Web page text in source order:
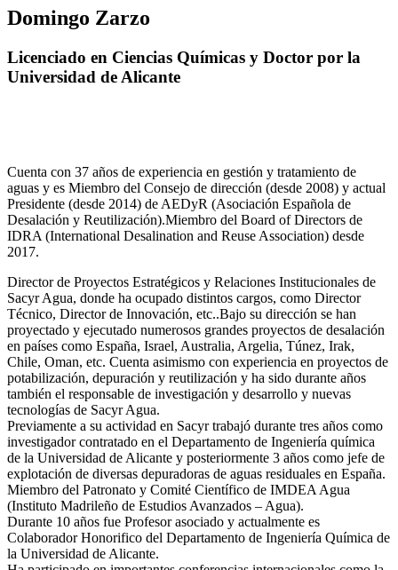
Domingo Zarzo
Licenciado en Ciencias Químicas y Doctor por la
Universidad de Alicante
Cuenta con 37 años de experiencia en gestión y tratamiento de
aguas y es Miembro del Consejo de dirección (desde 2008) y actual
Presidente (desde 2014) de AEDyR (Asociación Española de
Desalación y Reutilización).Miembro del Board of Directors de
IDRA (International Desalination and Reuse Association) desde
2017.
Director de Proyectos Estratégicos y Relaciones Institucionales de
Sacyr Agua, donde ha ocupado distintos cargos, como Director
Técnico, Director de Innovación, etc..Bajo su dirección se han
proyectado y ejecutado numerosos grandes proyectos de desalación
en países como España, Israel, Australia, Argelia, Túnez, Irak,
Chile, Oman, etc. Cuenta asimismo con experiencia en proyectos de
potabilización, depuración y reutilización y ha sido durante años
también el responsable de investigación y desarrollo y nuevas
tecnologías de Sacyr Agua.
Previamente a su actividad en Sacyr trabajó durante tres años como
investigador contratado en el Departamento de Ingeniería química
de la Universidad de Alicante y posteriormente 3 años como jefe de
explotación de diversas depuradoras de aguas residuales en España.
Miembro del Patronato y Comité Científico de IMDEA Agua
(Instituto Madrileño de Estudios Avanzados – Agua).
Durante 10 años fue Profesor asociado y actualmente es
Colaborador Honorifico del Departamento de Ingeniería Química de
la Universidad de Alicante.